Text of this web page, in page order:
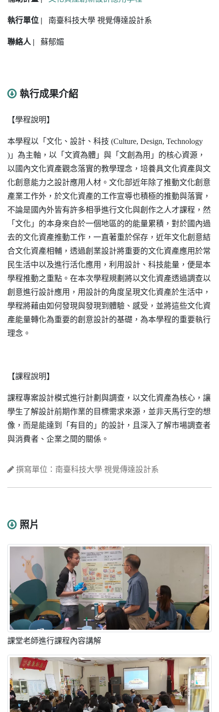
執行單位 | 南臺科技大學 視覺傳達設計系
聯絡人 | 蘇郁媚
執行成果介紹
【學程說明】
本學程以「文化、設計、科技 (Culture, Design, Technology
) 」為主軸，以「文資為體」與「文創為用」的核心資源，
以國內文化資產觀念落實的教學理念，培養具文化資產與文
化創意能力之設計應用人材。文化部近年除了推動文化創意
產業工作外，於文化資產的工作宣導也積極的推動與落實，
不論是國內外皆有許多相爭進行文化與創作之人才課程，然
「文化」的本身來自於一個地區的的能量累積，對於國內過
去的文化資產推動工作，一直著重於保存，近年文化創意結
合文化資產相輔，透過創業設計將重要的文化資產應用於常
民生活中以及進行活化應用，利用設計、科技能量，便是本
學程推動之重點。在本次學程規劃將以文化資產透過調查以
創意進行設計應用，用設計的角度呈現文化資產於生活中，
學程將藉由如何發現與發現到體驗、感受，並將這些文化資
產能量轉化為重要的創意設計的基礎，為本學程的重要執行
理念。
【課程說明】
課程專案設計模式進行計劃與調查，以文化資產為核心，讓
學生了解設計前期作業的目標需求來源，並非天馬行空的想
像，而是能達到「有目的」的設計，且深入了解市場調查者
與消費者、企業之間的關係。
撰寫單位：南臺科技大學 視覺傳達設計系
照片
課堂老師進行課程內容講解